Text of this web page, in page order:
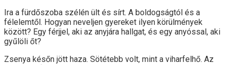
Ira a fürdőszoba szélén ült és sírt. A boldogságtól és a
félelemtől. Hogyan neveljen gyereket ilyen körülmények
között? Egy férjjel, aki az anyjára hallgat, és egy anyóssal, aki
gyűlöli őt?
Zsenya későn jött haza. Sötétebb volt, mint a viharfelhő. Az